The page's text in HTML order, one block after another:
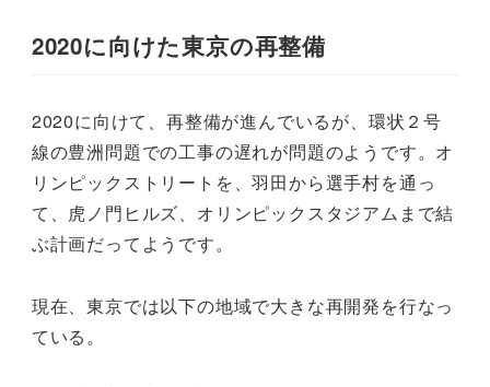
2020に向けた東京の再整備
2020に向けて、再整備が進んでいるが、環状２号
線の豊洲問題での工事の遅れが問題のようです。オ
リンピックストリートを、羽田から選手村を通っ
て、虎ノ門ヒルズ、オリンピックスタジアムまで結
ぶ計画だってようです。
現在、東京では以下の地域で大きな再開発を行なっ
ている。